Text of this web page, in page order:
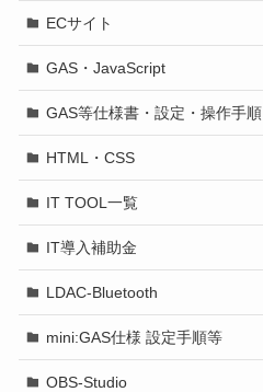
ECサイト
GAS・JavaScript
GAS等仕様書・設定・操作手順
HTML・CSS
IT TOOL一覧
IT導入補助金
LDAC-Bluetooth
mini:GAS仕様 設定手順等
OBS-Studio